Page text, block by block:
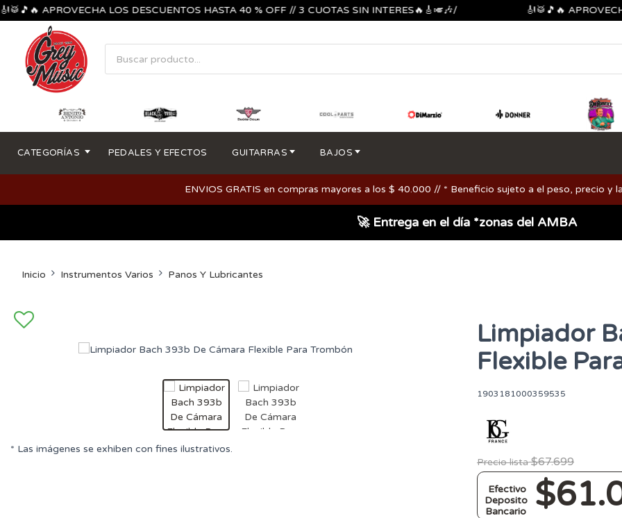
APROVECHA LOS DESCUENTOS HASTA 40 % OFF // 3 CUOTAS SIN INTERES🔥🎸🎺🎶/ 🎻🥁🎵🔥 APROVECHA
CATEGORÍAS PEDALES Y EFECTOS GUITARRAS BAJOS
ENVIOS GRATIS en compras mayores a los $ 40.000 // * Beneficio sujeto a el peso, precio y
🚀 Entrega en el día *zonas del AMBA
Inicio Instrumentos Varios Panos Y Lubricantes
* Las imágenes se exhiben con fines ilustrativos.
Limpiador
Flexible
1903181000359535
Precio lista $67.699
Efectivo
Deposito
Bancario